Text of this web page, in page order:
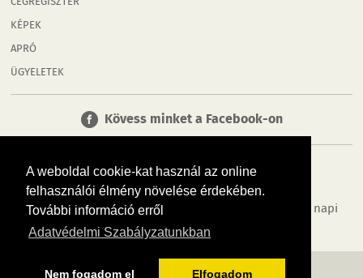
A weboldal cookie-kat használ az online
felhasználói élmény növelése érdekében.
További információ erről
Adatvédelmi Szabályzatunkban
Nem fogadom el Elfogadom
KÉPEK
APRÓ
ÜGYELETEK
Kövess minket a Facebook-on
Tudj meg többet városodról! Hírek, programok, képek, napi
menü, cégek…. és minden, ami Győr
MÉDIAAJÁNLÓ ADATVÉDELEM IMPRESSZUM RÓLUNK